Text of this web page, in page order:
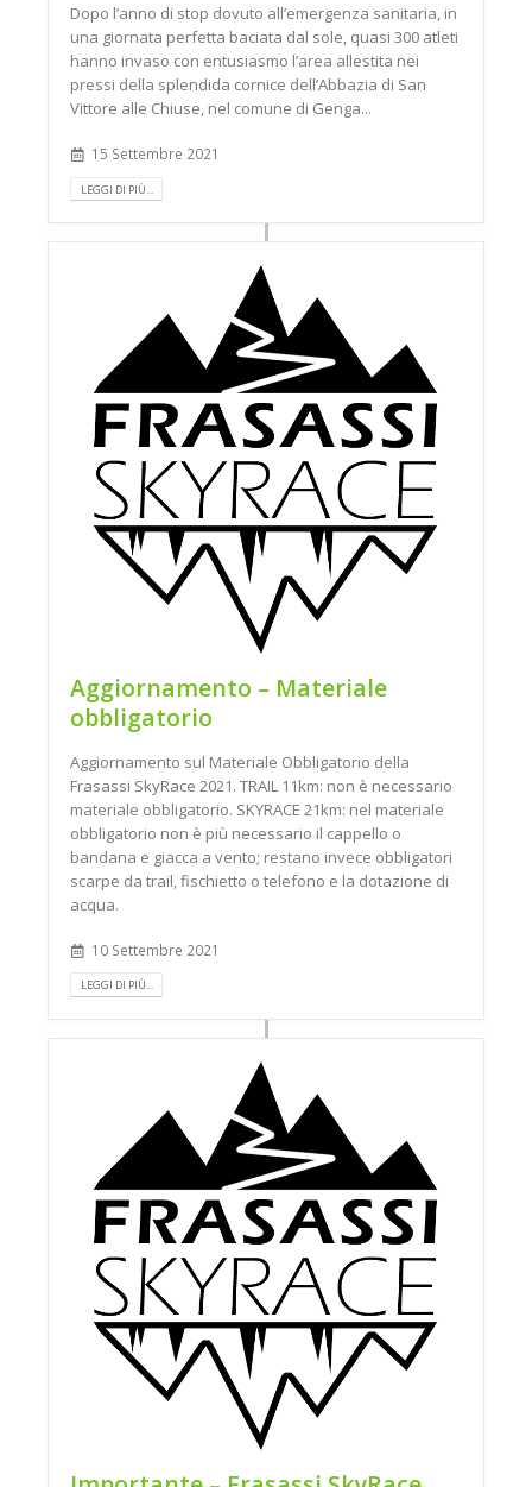
Dopo l’anno di stop dovuto all’emergenza sanitaria, in
una giornata perfetta baciata dal sole, quasi 300 atleti
hanno invaso con entusiasmo l’area allestita nei
pressi della splendida cornice dell’Abbazia di San
Vittore alle Chiuse, nel comune di Genga...
15 Settembre 2021
LEGGI DI PIÙ...
Aggiornamento – Materiale
obbligatorio
Aggiornamento sul Materiale Obbligatorio della
Frasassi SkyRace 2021. TRAIL 11km: non è necessario
materiale obbligatorio. SKYRACE 21km: nel materiale
obbligatorio non è più necessario il cappello o
bandana e giacca a vento; restano invece obbligatori
scarpe da trail, fischietto o telefono e la dotazione di
acqua.
10 Settembre 2021
LEGGI DI PIÙ...